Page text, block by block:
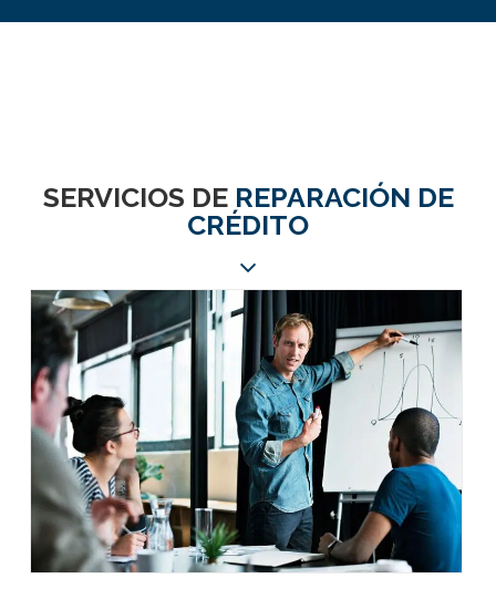
SERVICIOS DE REPARACIÓN DE
CRÉDITO